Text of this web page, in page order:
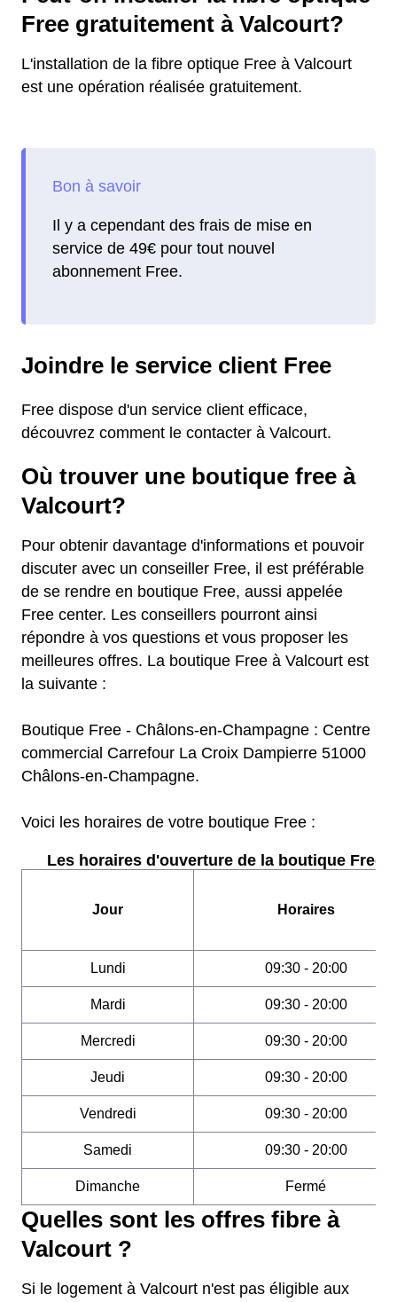
Free gratuitement à Valcourt?
L'installation de la fibre optique Free à Valcourt
est une opération réalisée gratuitement.
Il y a cependant des frais de mise en
service de 49€ pour tout nouvel
abonnement Free.
Joindre le service client Free
Free dispose d'un service client efficace,
découvrez comment le contacter à Valcourt.
Où trouver une boutique free à
Valcourt?
Pour obtenir davantage d'informations et pouvoir
discuter avec un conseiller Free, il est préférable
de se rendre en boutique Free, aussi appelée
Free center. Les conseillers pourront ainsi
répondre à vos questions et vous proposer les
meilleures offres. La boutique Free à Valcourt est
la suivante :
Boutique Free - Châlons-en-Champagne : Centre
commercial Carrefour La Croix Dampierre 51000
Châlons-en-Champagne.
Voici les horaires de votre boutique Free :
Les horaires d'ouverture de la boutique Free :
Jour Horaires
Lundi 09:30 - 20:00
Mardi 09:30 - 20:00
Mercredi 09:30 - 20:00
Jeudi 09:30 - 20:00
Vendredi 09:30 - 20:00
Samedi 09:30 - 20:00
Dimanche Fermé
Quelles sont les offres fibre à
Valcourt ?
Si le logement à Valcourt n'est pas éligible aux